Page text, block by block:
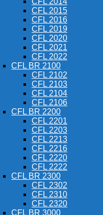
CFL 2015
CFL 2016
CFL 2019
CFL 2020
CFL 2021
CFL 2022
CFL BR 2100
CFL 2102
CFL 2103
CFL 2104
CFL 2106
CFL BR 2200
CFL 2201
CFL 2203
CFL 2213
CFL 2216
CFL 2220
CFL 2222
CFL BR 2300
CFL 2302
CFL 2310
CFL 2320
CFL BR 3000